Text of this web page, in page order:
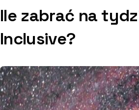
Ile zabrać na
Inclusive?